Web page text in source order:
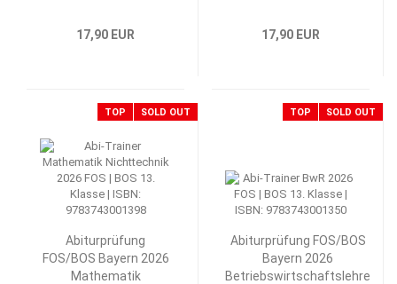
17,90 EUR 17,90 EUR
TOP SOLD OUT
Abiturprüfung
FOS/BOS Bayern 2026
Mathematik
TOP SOLD OUT
Abiturprüfung FOS/BOS
Bayern 2026
Betriebswirtschaftslehre